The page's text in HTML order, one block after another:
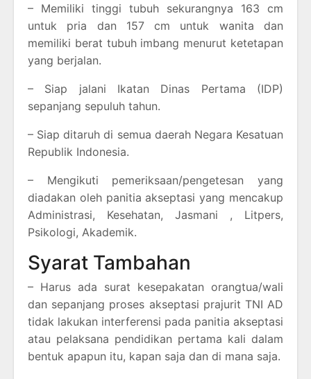
– Memiliki tinggi tubuh sekurangnya 163 cm
untuk pria dan 157 cm untuk wanita dan
memiliki berat tubuh imbang menurut ketetapan
yang berjalan.
– Siap jalani Ikatan Dinas Pertama (IDP)
sepanjang sepuluh tahun.
– Siap ditaruh di semua daerah Negara Kesatuan
Republik Indonesia.
– Mengikuti pemeriksaan/pengetesan yang
diadakan oleh panitia akseptasi yang mencakup
Administrasi, Kesehatan, Jasmani , Litpers,
Psikologi, Akademik.
Syarat Tambahan
– Harus ada surat kesepakatan orangtua/wali
dan sepanjang proses akseptasi prajurit TNI AD
tidak lakukan interferensi pada panitia akseptasi
atau pelaksana pendidikan pertama kali dalam
bentuk apapun itu, kapan saja dan di mana saja.